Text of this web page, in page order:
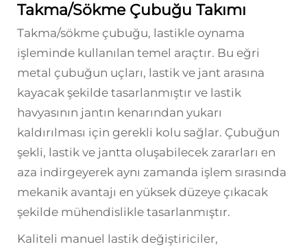
Takma/Sökme Çubuğu Takımı
Takma/sökme çubuğu, lastikle oynama
işleminde kullanılan temel araçtır. Bu eğri
metal çubuğun uçları, lastik ve jant arasına
kayacak şekilde tasarlanmıştır ve lastik
havyasının jantın kenarından yukarı
kaldırılması için gerekli kolu sağlar. Çubuğun
şekli, lastik ve jantta oluşabilecek zararları en
aza indirgeyerek aynı zamanda işlem sırasında
mekanik avantajı en yüksek düzeye çıkacak
şekilde mühendislikle tasarlanmıştır.
Kaliteli manuel lastik değiştiriciler,